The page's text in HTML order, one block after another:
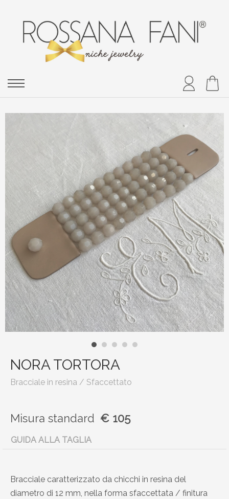
NORA TORTORA
Bracciale in resina / Sfaccettato
Misura standard € 105
GUIDA ALLA TAGLIA
Bracciale caratterizzato da chicchi in resina del
diametro di 12 mm, nella forma sfaccettata / finitura